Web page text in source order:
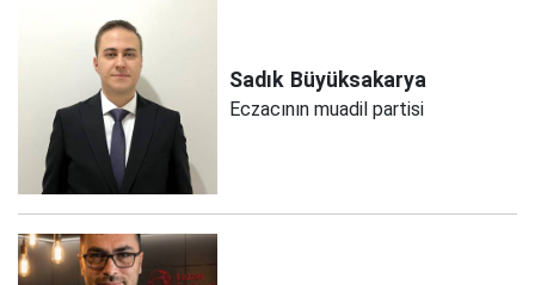
Sadık Büyüksakarya
Eczacının muadil partisi